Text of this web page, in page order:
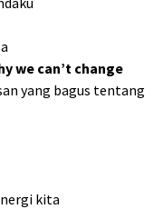
we can’t change
yang bagus tentang
kita